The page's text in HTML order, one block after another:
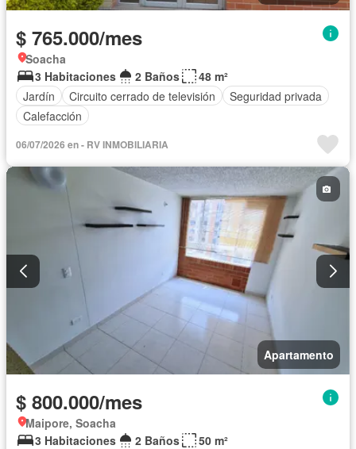
$ 765.000/mes
Soacha
3 Habitaciones
2 Baños
48 m²
Jardín
Circuito cerrado de televisión
Seguridad privada
Calefacción
06/07/2026 en - RV INMOBILIARIA
Apartamento
$ 800.000/mes
Maipore, Soacha
3 Habitaciones
2 Baños
50 m²